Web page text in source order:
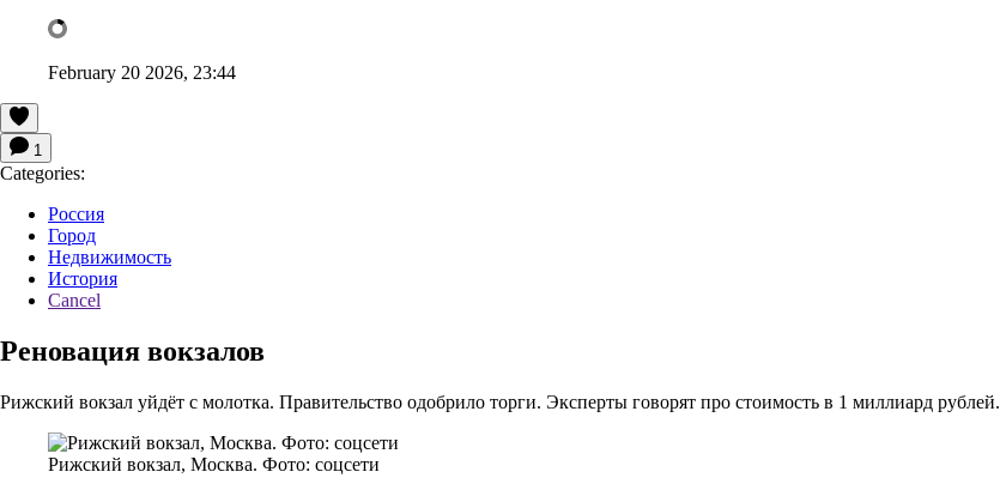
February 20 2026, 23:44
1
Categories:
Россия
Город
Недвижимость
История
Cancel
Реновация вокзалов
Рижский вокзал уйдёт с молотка. Правительство одобрило торги. Эксперты говорят про стоимость в 1 миллиард рублей.
Рижский вокзал, Москва. Фото: соцсети